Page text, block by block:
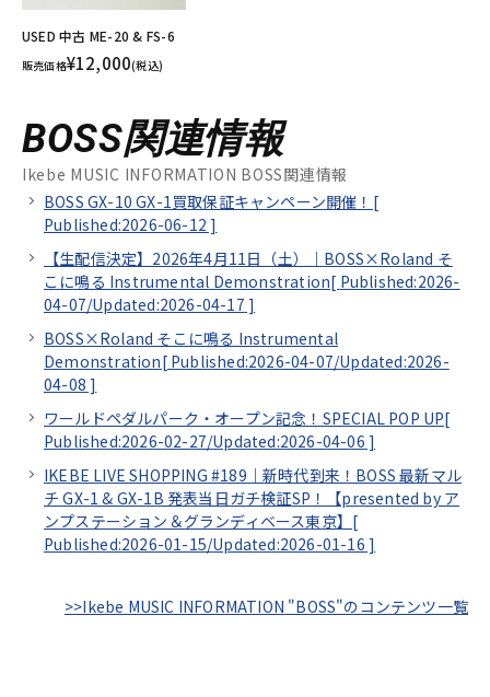
USED 中古 ME-20 & FS-6
販売価格¥12,000(税込)
BOSS関連情報
Ikebe MUSIC INFORMATION BOSS関連情報
BOSS GX-10 GX-1買取保証キャンペーン開催！[
Published:2026-06-12 ]
【生配信決定】2026年4月11日（土）｜BOSS×Roland そ
こに鳴る Instrumental Demonstration[ Published:2026-
04-07/Updated:2026-04-17 ]
BOSS×Roland そこに鳴る Instrumental
Demonstration[ Published:2026-04-07/Updated:2026-
04-08 ]
ワールドペダルパーク・オープン記念！SPECIAL POP UP[
Published:2026-02-27/Updated:2026-04-06 ]
IKEBE LIVE SHOPPING #189｜新時代到来！BOSS 最新マル
チ GX-1 & GX-1B 発表当日ガチ検証SP！【presented by ア
ンプステーション＆グランディベース東京】[
Published:2026-01-15/Updated:2026-01-16 ]
>>Ikebe MUSIC INFORMATION "BOSS"のコンテンツ一覧